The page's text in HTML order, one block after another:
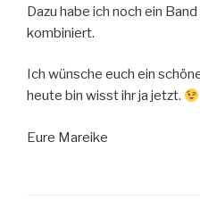
Dazu habe ich noch ein
kombiniert.
Ich wünsche euch ein
heute bin wisst ihr ja jetzt.
Eure Mareike